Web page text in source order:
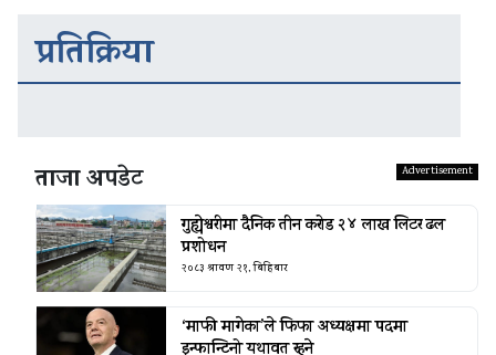
प्रतिक्रिया
ताजा अपडेट
गुह्येश्वरीमा दैनिक तीन करोड २४ लाख लिटर ढल
प्रशोधन
२०८३ श्रावण २१, बिहिबार
‘माफी मागेका’ले फिफा अध्यक्षमा पदमा
इन्फान्टिनो यथावत रहने